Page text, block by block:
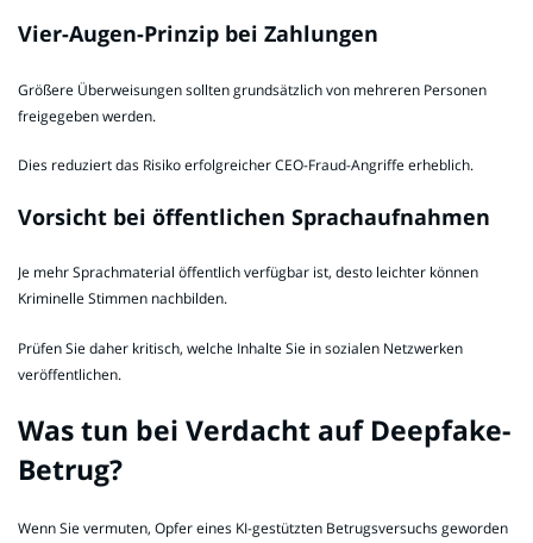
Vier-Augen-Prinzip bei Zahlungen
Größere Überweisungen sollten grundsätzlich von mehreren Personen
freigegeben werden.
Dies reduziert das Risiko erfolgreicher CEO-Fraud-Angriffe erheblich.
Vorsicht bei öffentlichen Sprachaufnahmen
Je mehr Sprachmaterial öffentlich verfügbar ist, desto leichter können
Kriminelle Stimmen nachbilden.
Prüfen Sie daher kritisch, welche Inhalte Sie in sozialen Netzwerken
veröffentlichen.
Was tun bei Verdacht auf Deepfake-
Betrug?
Wenn Sie vermuten, Opfer eines KI-gestützten Betrugsversuchs geworden